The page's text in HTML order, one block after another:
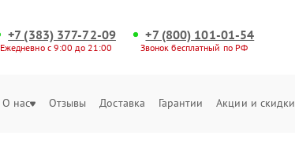
+7 (383) 377-72-09
Ежедневно с 9:00 до 21:00
+7 (800) 101-01-54
Звонок бесплатный по РФ
О нас Отзывы Доставка Гарантии Акции и скидки